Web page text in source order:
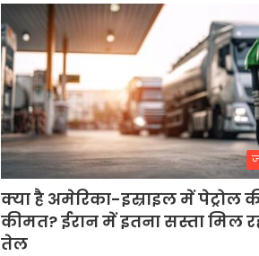
क्या है अमेरिका-इस्राइल में पेट्रोल
कीमत? ईरान में इतना सस्ता मिल
तेल